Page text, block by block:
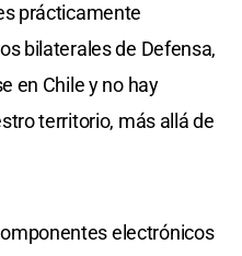
prácticamente
bilaterales de Defensa,
en Chile y no hay
territorio, más allá de
electrónicos